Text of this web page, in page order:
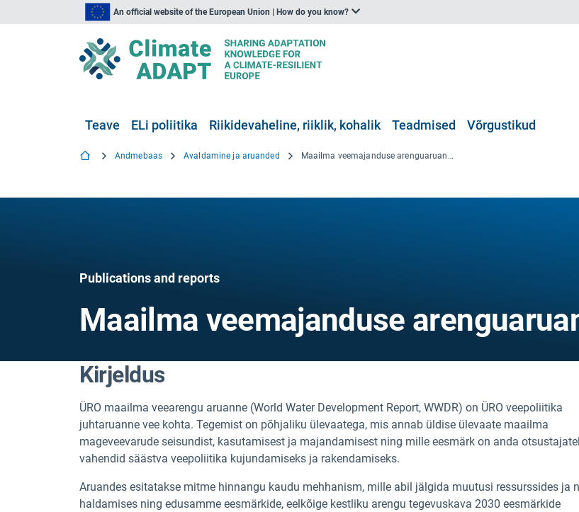
An official website of the European Union | How do you know?
Teave ELi poliitika Riikidevaheline, riiklik, kohalik Teadmised Võrgustikud
Andmebaas Avaldamine ja aruanded Maailma veemajanduse arenguaruanne
Publications and reports
Maailma veemajanduse
Kirjeldus
ÜRO maailma veearengu aruanne (World Water Development Report, WWDR) on ÜRO veepoliitika
juhtaruanne vee kohta. Tegemist on põhjaliku ülevaatega, mis annab üldise ülevaate maailma
mageveevarude seisundist, kasutamisest ja majandamisest ning mille eesmärk on anda
vahendid säästva veepoliitika kujundamiseks ja rakendamiseks.
Aruandes esitatakse mitme hinnangu kaudu mehhanism, mille abil jälgida muutusi ressurssides ja
haldamises ning edusamme eesmärkide, eelkõige kestliku arengu tegevuskava 2030 eesmärkide